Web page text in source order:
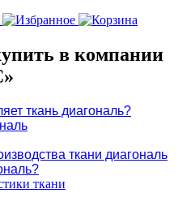
в компании
ткань диагональ?
ткани диагональ
ткани